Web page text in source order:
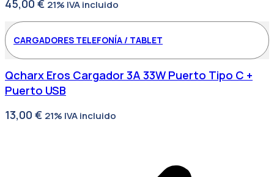
45,00 € 21% IVA incluido
CARGADORES TELEFONÍA / TABLET
Qcharx Eros Cargador 3A 33W Puerto Tipo C +
Puerto USB
13,00 € 21% IVA incluido